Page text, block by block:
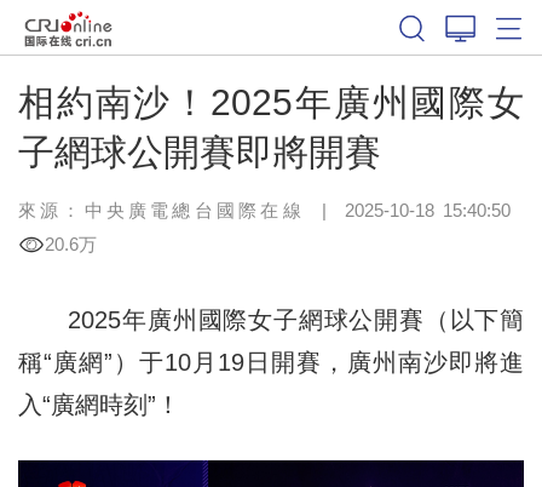
相約南沙！2025年廣州國際女
子網球公開賽即將開賽
來源：中央廣電總台國際在線 | 2025-10-18 15:40:50
20.6万
2025年廣州國際女子網球公開賽（以下簡
稱“廣網”）于10月19日開賽，廣州南沙即將進
入“廣網時刻”！